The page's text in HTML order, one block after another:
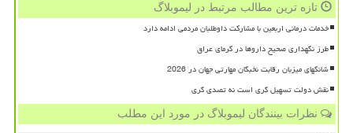
تازه ترین مطالب مرتبط در لیموبلاگ
خدمات درمانی اربعین با مشارکت داوطلبان مردمی ادامه دارد
طرز نگهداری صحیح داروها در گرمای عراق
شانگهای میزبان رقابت نخبگان مهارتی جهان در 2026
نقش دولت تسهیل گری است نه تصدی گری
نظرات بینندگان لیموبلاگ در مورد این مطلب